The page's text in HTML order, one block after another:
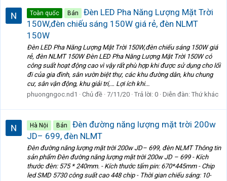
Toàn quốc Bán
Đèn LED Pha Năng Lượng Mặt Trời
150W,đèn chiếu sáng 150W giá rẻ, đèn NLMT
150W
Đèn LED Pha Năng Lượng Mặt Trời 150W,đèn chiếu sáng 150W giá
rẻ, đèn NLMT 150W Đèn LED Pha Năng Lượng Mặt Trời 150W có
công suất hoạt động cao vì vậy rất phù hợp khi được sử dụng cho lối
đi của gia đình, sân vườn biệt thự, các khu đường dân, khu chung
cư, sân vận động, khu giải trí,… Lợi ích khi...
phuongngoc.nd1
Chủ đề 7/11/20 Trả lời: 0 Diễn đàn: Thứ khác
Hà Nội Bán
Đèn đường năng lượng mặt trời 200w
JD– 699, đèn NLMT
Đèn đường năng lượng mặt trời 200w JD– 699, đèn NLMT Thông tin
sản phẩm Đèn đường năng lượng mặt trời 200w JD – 699 - Kích
thước đèn: 575 * 240mm. - Kích thước tấm pin: 670*445mm - Chip
led SMD 5730 công suất cao 448 chip - Thời gian chiếu sáng: 10-